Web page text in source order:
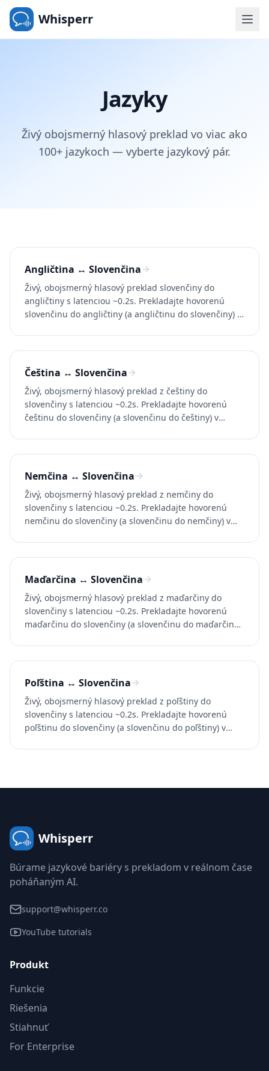
Whisperr
Jazyky
Živý obojsmerný hlasový preklad vo viac ako
100+ jazykoch — vyberte jazykový pár.
Angličtina ↔ Slovenčina
Živý, obojsmerný hlasový preklad slovenčiny do
angličtiny s latenciou ~0.2s. Prekladajte hovorenú
slovenčinu do angličtiny (a angličtinu do slovenčiny) v
Čeština ↔ Slovenčina
Živý, obojsmerný hlasový preklad z češtiny do
slovenčiny s latenciou ~0.2s. Prekladajte hovorenú
češtinu do slovenčiny (a slovenčinu do češtiny) v
Nemčina ↔ Slovenčina
Živý, obojsmerný hlasový preklad z nemčiny do
slovenčiny s latenciou ~0.2s. Prekladajte hovorenú
nemčinu do slovenčiny (a slovenčinu do nemčiny) v
Maďarčina ↔ Slovenčina
Živý, obojsmerný hlasový preklad z maďarčiny do
slovenčiny s latenciou ~0.2s. Prekladajte hovorenú
maďarčinu do slovenčiny (a slovenčinu do maďarčiny)
Poľština ↔ Slovenčina
Živý, obojsmerný hlasový preklad z poľštiny do
slovenčiny s latenciou ~0.2s. Prekladajte hovorenú
poľštinu do slovenčiny (a slovenčinu do poľštiny) v
Whisperr
Búrame jazykové bariéry s prekladom v reálnom čase
poháňaným AI.
support@whisperr.co
YouTube tutorials
Produkt
Funkcie
Riešenia
Stiahnuť
For Enterprise